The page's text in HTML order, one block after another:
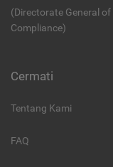
(Directorate General
Compliance)
Cermati
Tentang Kami
FAQ